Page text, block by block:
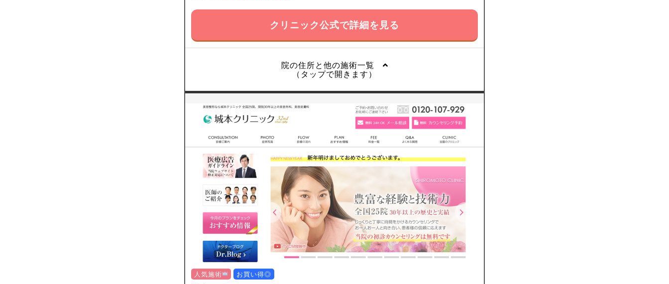
クリニック公式で詳細を見る
院の住所と他の施術一覧
（タップで開きます）
人気施術 お買い得◎